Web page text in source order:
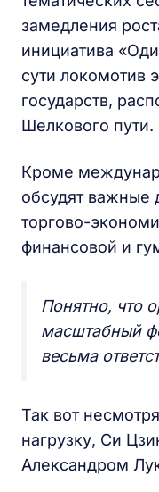
замедления
инициатива
сути локомотив
государств,
Шелкового пути.
Кроме
обсудят важные
торгово-
финансовой и
Понятно, что
масштабный
весьма
Так вот
нагрузку, Си
Александром